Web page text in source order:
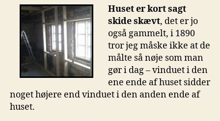
Huset er kort sagt
skide skævt, det er jo
også gammelt, i 1890
tror jeg måske ikke at de
målte så nøje som man
gør i dag – vinduet i den
ene ende af huset sidder
noget højere end vinduet i den anden ende af
huset.